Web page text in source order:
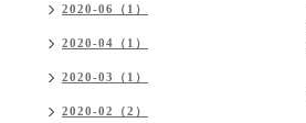
2020-06（1）
2020-04（1）
2020-03（1）
2020-02（2）